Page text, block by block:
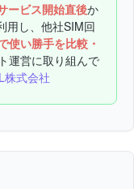
ービス開始直後か
用し、他社SIM回
使い勝手を比較・
運営に取り組んで
株式会社